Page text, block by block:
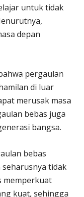
untuk tidak
depan
pergaulan
di luar
merusak masa
bebas juga
bangsa.
bebas
tidak
memperkuat
kuat, sehingga